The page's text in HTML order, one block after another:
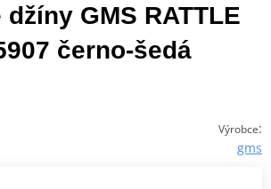
GMS RATTLE
černo-šedá
Výrobce:
gms